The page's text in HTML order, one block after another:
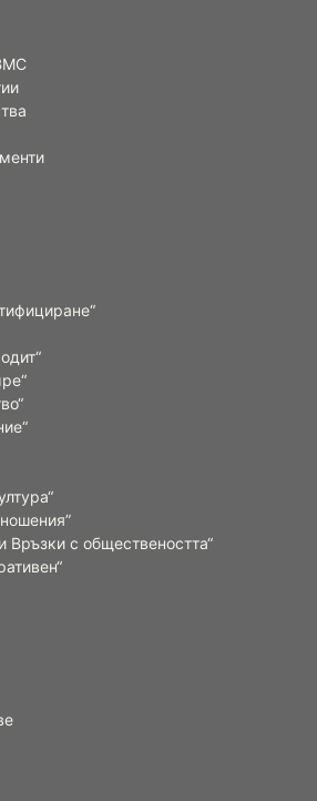
Връзки с обществеността“